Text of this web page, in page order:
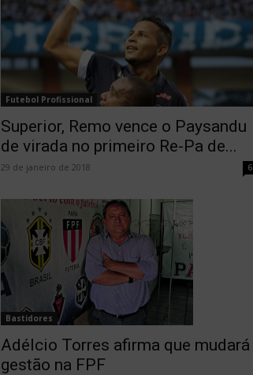
Futebol Profissional
Superior, Remo vence o Paysandu
de virada no primeiro Re-Pa de...
29 de janeiro de 2018 6
Bastidores
Adélcio Torres afirma que mudará
gestão na FPF